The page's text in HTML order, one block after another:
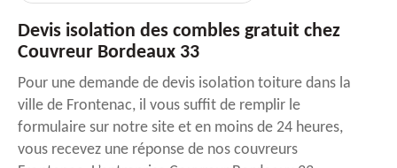
Devis isolation des combles gratuit chez
Couvreur Bordeaux 33
Pour une demande de devis isolation toiture dans la
ville de Frontenac, il vous suffit de remplir le
formulaire sur notre site et en moins de 24 heures,
vous recevez une réponse de nos couvreurs